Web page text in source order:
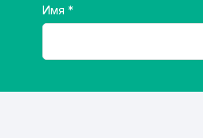
Имя